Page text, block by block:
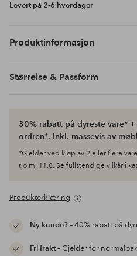
Levert på 2-6 hverdager
Produktinformasjon
Størrelse & Passform
30% rabatt på dyreste vare*
ordren*. Inkl. massevis av
*Gjelder ved kjøp av 2 eller flere
t.o.m. 11.8. Se fullstendige vilkår i
Produkterklæring
Ny kunde?– 40% rabatt på
Fri frakt– Gjelder for